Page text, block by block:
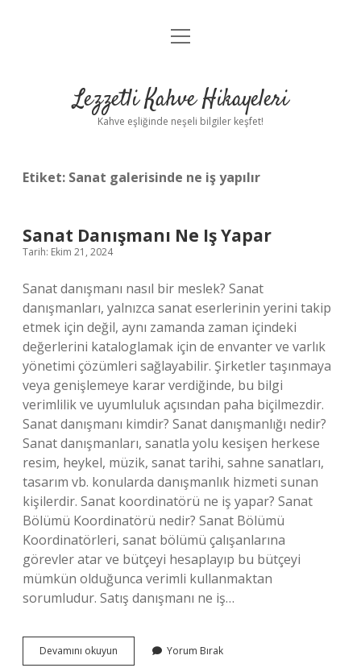
Anasayfa
Yasal Uyarı
menüyü
Lezzetli Kahve Hikayeleri
Kahve eşliğinde neşeli bilgiler keşfet!
Etiket: Sanat galerisinde ne iş yapılır
Sanat Danışmanı Ne Iş Yapar
Tarih: Ekim 21, 2024
Sanat danışmanı nasıl bir meslek? Sanat
danışmanları, yalnızca sanat eserlerinin yerini takip
etmek için değil, aynı zamanda zaman içindeki
değerlerini kataloglamak için de envanter ve varlık
yönetimi çözümleri sağlayabilir. Şirketler taşınmaya
veya genişlemeye karar verdiğinde, bu bilgi
verimlilik ve uyumluluk açısından paha biçilmezdir.
Sanat danışmanı kimdir? Sanat danışmanlığı nedir?
Sanat danışmanları, sanatla yolu kesişen herkese
resim, heykel, müzik, sanat tarihi, sahne sanatları,
tasarım vb. konularda danışmanlık hizmeti sunan
kişilerdir. Sanat koordinatörü ne iş yapar? Sanat
Bölümü Koordinatörü nedir? Sanat Bölümü
Koordinatörleri, sanat bölümü çalışanlarına
görevler atar ve bütçeyi hesaplayıp bu bütçeyi
mümkün olduğunca verimli kullanmaktan
sorumludur. Satış danışmanı ne iş…
Devamını okuyun
Danışmanı
Yorum Bırak